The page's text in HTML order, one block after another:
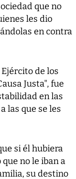
que no
les dio
en contra
de los
Justa", fue
en las
las que se les
si él hubiera
no le iban a
su destino